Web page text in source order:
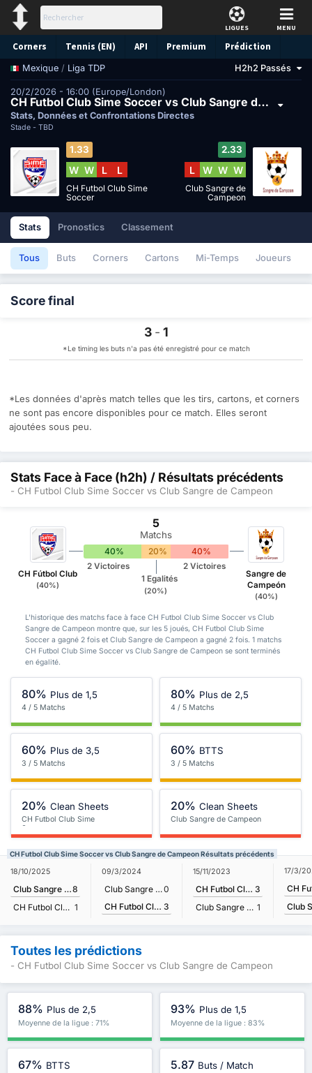
LIGUES MENU
Corners Tennis (EN) API Premium Prédiction
Mexique / Liga TDP H2h2 Passés
20/2/2026 - 16:00 (Europe/London)
CH Futbol Club Sime Soccer vs Club Sangre de Campeon
Stats, Données et Confrontations Directes
Stade - TBD
1.33
W W L L
CH Futbol Club Sime
Soccer
2.33
L W W W
Club Sangre de
Campeon
Stats Pronostics Classement
Tous Buts Corners Cartons Mi-Temps Joueurs
Score final
3 - 1
*Le timing les buts n'a pas été enregistré pour ce match
*Les données d'après match telles que les tirs, cartons, et corners
ne sont pas encore disponibles pour ce match. Elles seront
ajoutées sous peu.
Stats Face à Face (h2h) / Résultats précédents
- CH Futbol Club Sime Soccer vs Club Sangre de Campeon
CH Fútbol Club
(40%)
5
Matchs
40% 20% 40%
2 Victoires
1 Egalités
(20%)
2 Victoires
Sangre de
Campeón
(40%)
L'historique des matchs face à face CH Futbol Club Sime Soccer vs Club
Sangre de Campeon montre que, sur les 5 joués, CH Futbol Club Sime
Soccer a gagné 2 fois et Club Sangre de Campeon a gagné 2 fois. 1 matchs
CH Futbol Club Sime Soccer vs Club Sangre de Campeon se sont terminés
en égalité.
80% Plus de 1,5
4 / 5 Matchs
80% Plus de 2,5
4 / 5 Matchs
60% Plus de 3,5
3 / 5 Matchs
60% BTTS
3 / 5 Matchs
20% Clean Sheets
CH Futbol Club Sime
Soccer
20% Clean Sheets
Club Sangre de Campeon
CH Futbol Club Sime Soccer vs Club Sangre de Campeon Résultats précédents
18/10/2025
Club Sangre de Campeon8
CH Futbol Club Sime Soccer 1
09/3/2024
Club Sangre de Campeon 0
CH Futbol Club Sime Soccer 3
15/11/2023
CH Futbol Club Sime Soccer 3
Club Sangre de Campeon 1
17/3/
Toutes les prédictions
- CH Futbol Club Sime Soccer vs Club Sangre de Campeon
88% Plus de 2,5
Moyenne de la ligue : 71%
93% Plus de 1,5
Moyenne de la ligue : 83%
67% BTTS 5.87 Buts / Match